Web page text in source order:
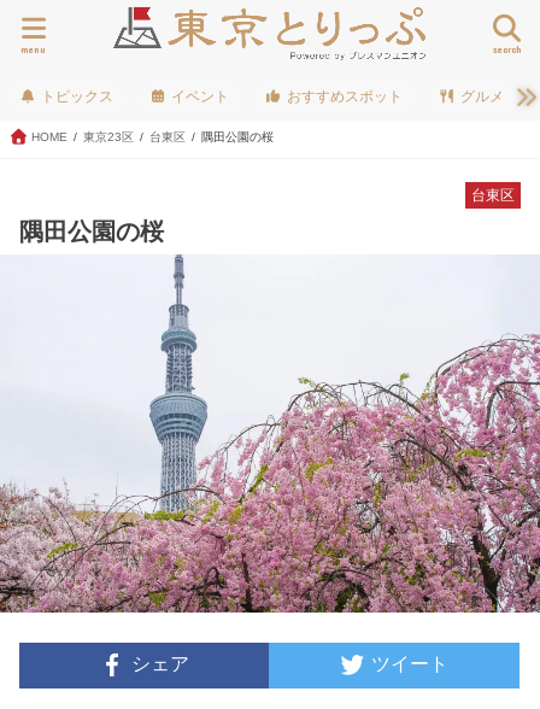
search
menu
トピックス イベント おすすめスポット グルメ
HOME 東京23区 台東区 隅田公園の桜
台東区
隅田公園の桜
シェア ツイート